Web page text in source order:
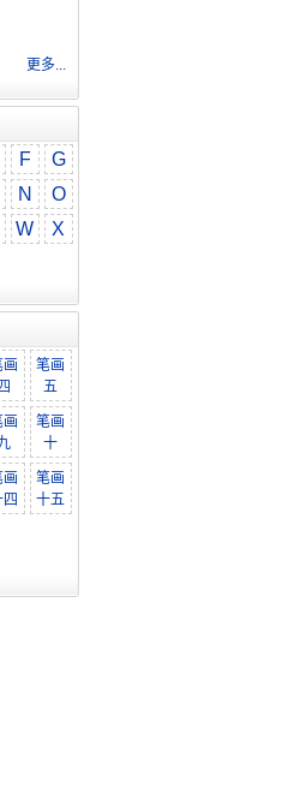
更多...
F
G
N
O
W
X
画
四
笔画
五
画
笔画
十
画
笔画
十五